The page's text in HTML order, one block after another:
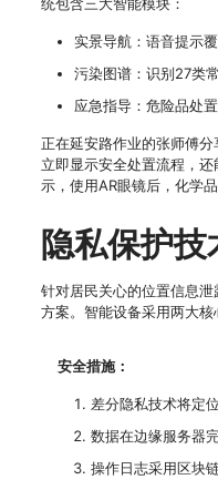
统包含三大智能模块：
实景导航：语音提示
污染图谱：识别27类
应急指导：危险品处
正在延安路作业的张师傅
立即显示安全处置流程，
示，使用AR眼镜后，化学
隐私保护技
针对居民关心的位置信息
方案。智能设备采用两大核
安全措施：
差分隐私技术将定
数据在边缘服务器
操作日志采用区块